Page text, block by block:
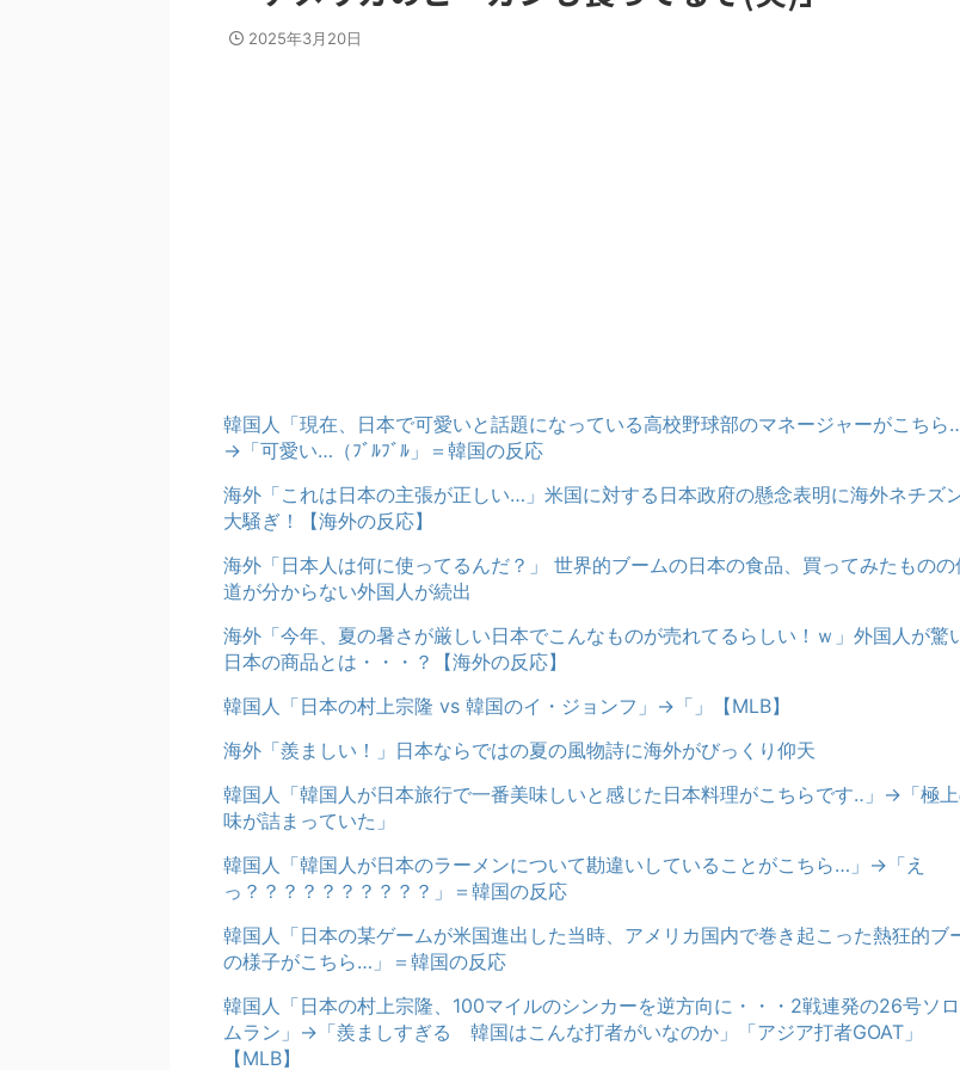
2025年3月20日
韓国人「現在、日本で可愛いと話題になっている高校野球部のマネージャーがこちら…
→「可愛い…（ﾌﾞﾙﾌﾞﾙ」＝韓国の反応
海外「これは日本の主張が正しい…」米国に対する日本政府の懸念表明に海外ネチズ
大騒ぎ！【海外の反応】
海外「日本人は何に使ってるんだ？」 世界的ブームの日本の食品、買ってみたものの
道が分からない外国人が続出
海外「今年、夏の暑さが厳しい日本でこんなものが売れてるらしい！ｗ」外国人が驚
日本の商品とは・・・？【海外の反応】
韓国人「日本の村上宗隆 vs 韓国のイ・ジョンフ」→「」【MLB】
海外「羨ましい！」日本ならではの夏の風物詩に海外がびっくり仰天
韓国人「韓国人が日本旅行で一番美味しいと感じた日本料理がこちらです‥」→「極
味が詰まっていた」
韓国人「韓国人が日本のラーメンについて勘違いしていることがこちら…」→「え
っ？？？？？？？？？？」＝韓国の反応
韓国人「日本の某ゲームが米国進出した当時、アメリカ国内で巻き起こった熱狂的ブ
の様子がこちら…」＝韓国の反応
韓国人「日本の村上宗隆、100マイルのシンカーを逆方向に・・・2戦連発の26号ソ
ムラン」→「羨ましすぎる 韓国はこんな打者がいなのか」「アジア打者GOAT」
【MLB】